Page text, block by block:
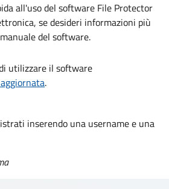
all'uso del software File Protector
se desideri informazioni più
del software.
utilizzare il software
.
inserendo una username e una